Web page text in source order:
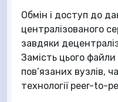
Обмін і доступ до
централізованого
завдяки
Замість цього
пов’язаних вузлів,
технології peer-to-